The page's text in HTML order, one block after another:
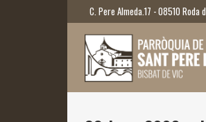
C. Pere Almeda.17 - 08510 Roda